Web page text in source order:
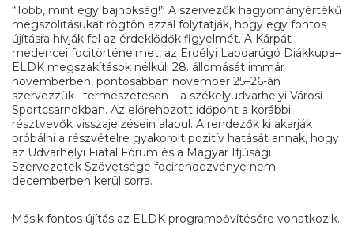
“Több, mint egy bajnokság!” A szervezők hagyományértékű
megszólításukat rögtön azzal folytatják, hogy egy fontos
újításra hívják fel az érdeklődők figyelmét. A Kárpát-
medencei focitörténelmet, az Erdélyi Labdarúgó Diákkupa–
ELDK megszakítások nélküli 28. állomását immár
novemberben, pontosabban november 25–26-án
szervezzük– természetesen – a székelyudvarhelyi Városi
Sportcsarnokban. Az előrehozott időpont a korábbi
résztvevők visszajelzésein alapul. A rendezők ki akarják
próbálni a részvételre gyakorolt pozitív hatását annak, hogy
az Udvarhelyi Fiatal Fórum és a Magyar Ifjúsági
Szervezetek Szövetsége focirendezvénye nem
decemberben kerül sorra.
Másik fontos újítás az ELDK programbővítésére vonatkozik.